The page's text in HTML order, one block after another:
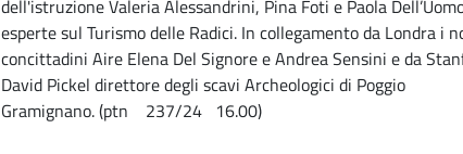
dell'istruzione Valeria Alessandrini, Pina Foti e Paola
esperte sul Turismo delle Radici. In collegamento da Londra i
concittadini Aire Elena Del Signore e Andrea Sensini e da
David Pickel direttore degli scavi Archeologici di Poggio
Gramignano. (ptn 237/24 16.00)